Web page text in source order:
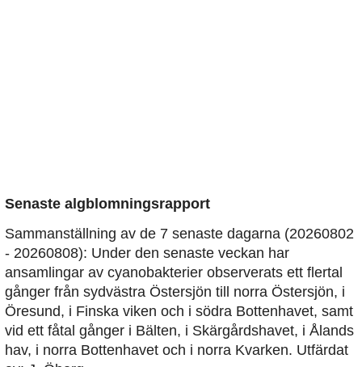
Senaste algblomningsrapport
Sammanställning av de 7 senaste dagarna (20260802
- 20260808): Under den senaste veckan har
ansamlingar av cyanobakterier observerats ett flertal
gånger från sydvästra Östersjön till norra Östersjön, i
Öresund, i Finska viken och i södra Bottenhavet, samt
vid ett fåtal gånger i Bälten, i Skärgårdshavet, i Ålands
hav, i norra Bottenhavet och i norra Kvarken. Utfärdat